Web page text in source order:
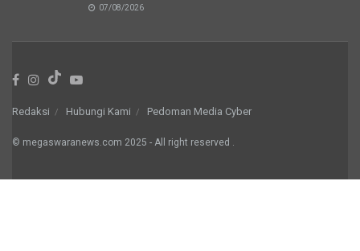
07/08/2026
Redaksi Hubungi Kami Pedoman Media Cyber
© megaswaranews.com 2025 - All right reserved